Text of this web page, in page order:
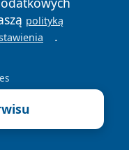
polityką
.